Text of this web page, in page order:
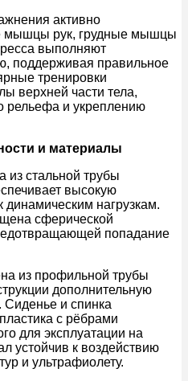
активно
мышцы рук, грудные мышцы
выполняют
поддерживая правильное
тренировки
верхней части тела,
и укреплению
и материалы
из стальной трубы
высокую
динамическим нагрузкам.
сферической
попадание
из профильной трубы
дополнительную
Сиденье и спинка
с рёбрами
для эксплуатации на
устойчив к воздействию
и ультрафиолету.